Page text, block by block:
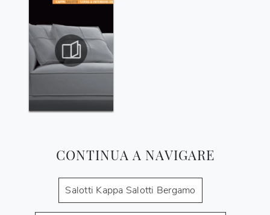
CONTINUA A NAVIGARE
Salotti Kappa Salotti Bergamo